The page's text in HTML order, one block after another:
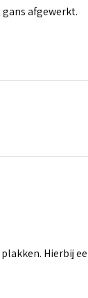
afgewerkt.
Hierbij